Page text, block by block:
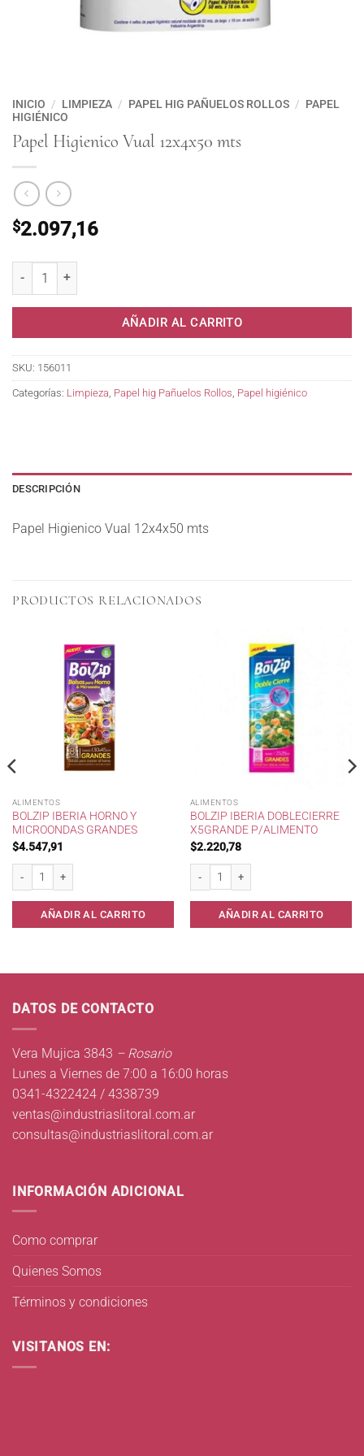
INICIO / LIMPIEZA / PAPEL HIG PAÑUELOS ROLLOS / PAPEL
HIGIÉNICO
Papel Higienico Vual 12x4x50 mts
$2.097,16
AÑADIR AL CARRITO
SKU: 156011
Categorías: Limpieza, Papel hig Pañuelos Rollos, Papel higiénico
DESCRIPCIÓN
Papel Higienico Vual 12x4x50 mts
PRODUCTOS RELACIONADOS
ALIMENTOS
BOLZIP IBERIA HORNO Y
MICROONDAS GRANDES
$4.547,91
Bolzip Iberia Horno y Microondas Grandes cantidad
AÑADIR AL CARRITO
ALIMENTOS
BOLZIP IBERIA DOBLECIERRE
X5GRANDE P/ALIMENTO
$2.220,78
Bolzip IBERIA DobleCierre x5Grande
AÑADIR AL CARRITO
cantidad
DATOS DE CONTACTO
Vera Mujica 3843 – Rosario
Lunes a Viernes de 7:00 a 16:00 horas
0341-4322424 / 4338739
ventas@industriaslitoral.com.ar
consultas@industriaslitoral.com.ar
INFORMACIÓN ADICIONAL
Como comprar
Quienes Somos
Términos y condiciones
VISITANOS EN: